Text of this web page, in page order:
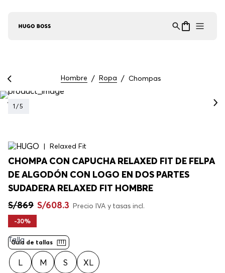
Hombre Ropa Chompas
1 /5
Relaxed Fit
CHOMPA CON CAPUCHA RELAXED FIT DE FELPA
DE ALGODÓN CON LOGO EN DOS PARTES
SUDADERA RELAXED FIT HOMBRE
S/869 S/608.3 Precio IVA y tasas incl.
-30%
Guía de tallas
Talla
L M S XL
Asistente Virtual
en línea ⋮